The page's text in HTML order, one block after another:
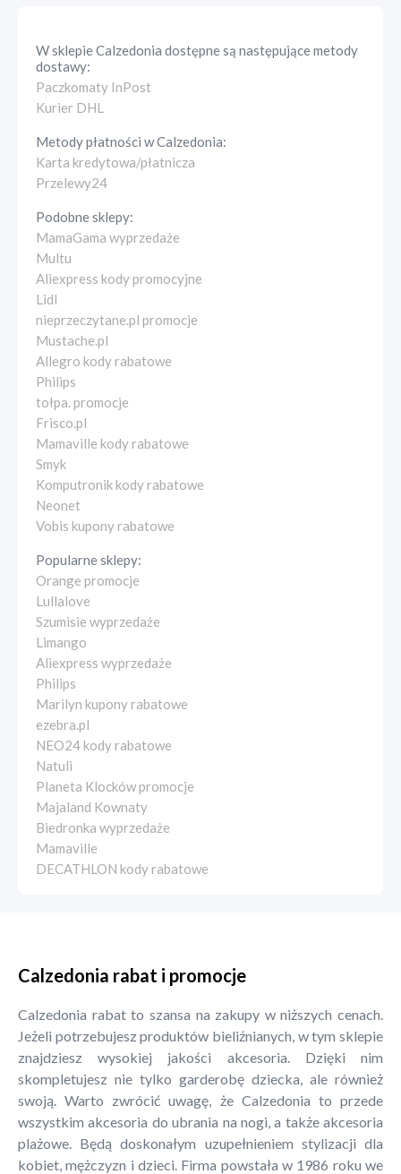
W sklepieCalzedonia dostępne są następujące metody
dostawy:
Paczkomaty InPost
Kurier DHL
Metody płatności wCalzedonia:
Karta kredytowa/płatnicza
Przelewy24
Podobne sklepy:
MamaGama wyprzedaże
Multu
Aliexpress kody promocyjne
Lidl
nieprzeczytane.pl promocje
Mustache.pl
Allegro kody rabatowe
Philips
tołpa. promocje
Frisco.pl
Mamaville kody rabatowe
Smyk
Komputronik kody rabatowe
Neonet
Vobis kupony rabatowe
Popularne sklepy:
Orange promocje
Lullalove
Szumisie wyprzedaże
Limango
Aliexpress wyprzedaże
Philips
Marilyn kupony rabatowe
ezebra.pl
NEO24 kody rabatowe
Natuli
Planeta Klocków promocje
Majaland Kownaty
Biedronka wyprzedaże
Mamaville
DECATHLON kody rabatowe
Calzedonia rabat i promocje
Calzedonia rabat to szansa na zakupy w niższych cenach.
Jeżeli potrzebujesz produktów bieliźnianych, w tym sklepie
znajdziesz wysokiej jakości akcesoria. Dzięki nim
skompletujesz nie tylko garderobę dziecka, ale również
swoją. Warto zwrócić uwagę, że Calzedonia to przede
wszystkim akcesoria do ubrania na nogi, a także akcesoria
plażowe. Będą doskonałym uzupełnieniem stylizacji dla
kobiet, mężczyzn i dzieci. Firma powstała w 1986 roku we